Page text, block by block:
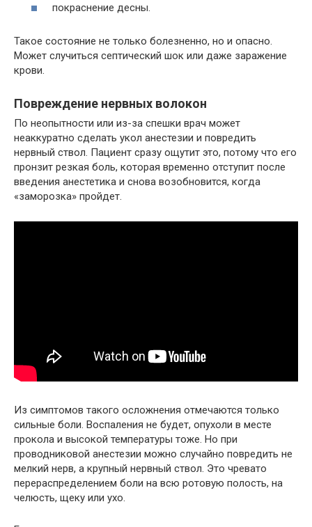
покраснение десны.
Такое состояние не только болезненно, но и опасно.
Может случиться септический шок или даже заражение
крови.
Повреждение нервных волокон
По неопытности или из-за спешки врач может
неаккуратно сделать укол анестезии и повредить
нервный ствол. Пациент сразу ощутит это, потому что его
пронзит резкая боль, которая временно отступит после
введения анестетика и снова возобновится, когда
«заморозка» пройдет.
Из симптомов такого осложнения отмечаются только
сильные боли. Воспаления не будет, опухоли в месте
прокола и высокой температуры тоже. Но при
проводниковой анестезии можно случайно повредить не
мелкий нерв, а крупный нервный ствол. Это чревато
перераспределением боли на всю ротовую полость, на
челюсть, щеку или ухо.